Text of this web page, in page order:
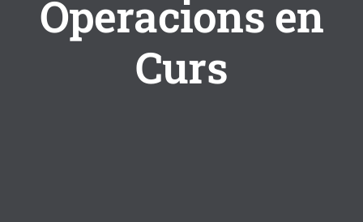
Operacions en
Curs